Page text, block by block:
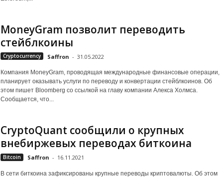
MoneyGram позволит переводить
стейблкоины
Cryptocurrency Saffron - 31.05.2022
Компания MoneyGram, проводящая международные финансовые операции,
планирует оказывать услуги по переводу и конвертации стейблкоинов. Об
этом пишет Bloomberg со ссылкой на главу компании Алекса Холмса.
Сообщается, что...
CryptoQuant сообщили о крупных
внебиржевых переводах биткоина
Bitcoin Saffron - 16.11.2021
В сети биткоина зафиксированы крупные переводы криптовалюты. Об этом